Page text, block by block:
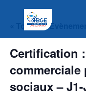
« Tous les
Certification
commerciale
sociaux – J1-